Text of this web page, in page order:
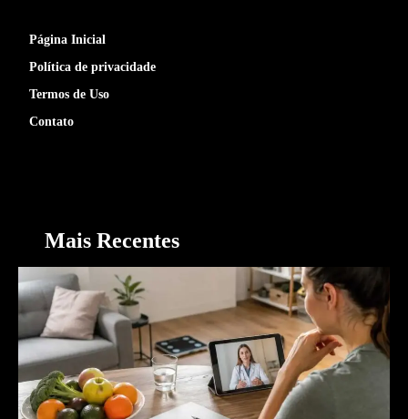
Página Inicial
Política de privacidade
Termos de Uso
Contato
Mais Recentes